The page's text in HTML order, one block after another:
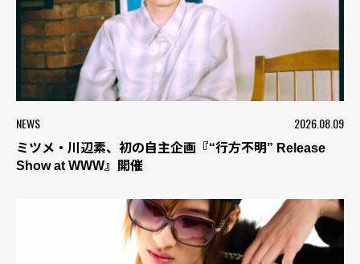
NEWS 2026.08.09
ミツメ・川辺素、初の自主企画『“行方不明” Release
Show at WWW』開催